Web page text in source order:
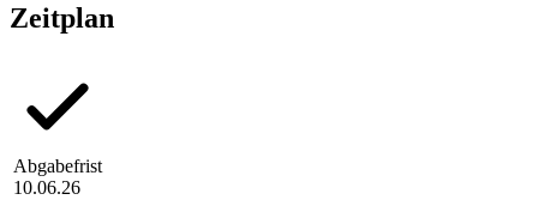
Zeitplan
Abgabefrist
10.06.26